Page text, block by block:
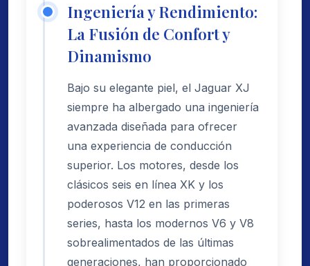
Ingeniería y Rendimiento:
La Fusión de Confort y
Dinamismo
Bajo su elegante piel, el Jaguar XJ
siempre ha albergado una ingeniería
avanzada diseñada para ofrecer
una experiencia de conducción
superior. Los motores, desde los
clásicos seis en línea XK y los
poderosos V12 en las primeras
series, hasta los modernos V6 y V8
sobrealimentados de las últimas
generaciones, han proporcionado